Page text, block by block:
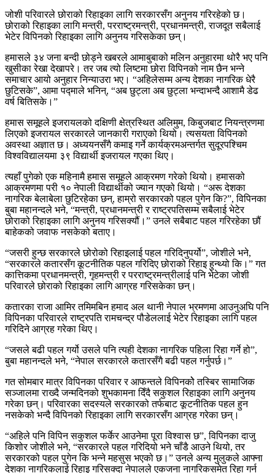
जोशी परिवारले छोराको रिहाइका लागि सरकारसँग अनुनय गरिरहेको छ।
छोराको रिहाइका लागि मन्त्री, परराष्ट्रमन्त्री, प्रधानमन्त्री, राजदूत सबैलाई
भेटेर विपिनको रिहाइका लागि अनुनय गरिसकेका छन्।
हमासले ३४ जना बन्दी छोड्ने खबरले आमाबुबाको मलिन अनुहारमा थोरै भए पनि
खुसीका रेखा देखापरे। तर जब त्यो लिष्टमा छोरा विपिनको नाम छैन भन्ने
समाचार आयो अनुहार निन्याउरा भए। “अहिलेसम्म अन्य देशका नागरिक धेरै
छुटिसके”, आमा पद्माले भनिन्, “अब छुट्ला अब छुट्ला भन्दाभन्दै आशामै डेढ
वर्ष बितिसके।”
हमास समूहले इजरायलको दक्षिणी क्षेत्रस्थित अलिमुम, किबुजबाट नियन्त्रणमा
लिएको इजरायल सरकारले जानकारी गराएको थियो। त्यसयता विपिनको
अवस्था अज्ञात छ। अध्ययनसँगै कमाइ गर्ने कार्यक्रमअन्तर्गत सुदूरपश्चिम
विश्वविद्यालयमा ३९ विद्यार्थी इजरायल गएका थिए।
त्यहाँ पुगेको एक महिनामै हमास समूहले आक्रमण गरेको थियो। हमासको
आक्रमणमा परी १० नेपाली विद्यार्थीको ज्यान गएको थियो। “अरू देशका
नागरिक बेलाबेला छुटिरहेका छन्, हाम्रो सरकारको पहल पुगेन कि?”, विपिनका
बुबा महानन्दले भने, “मन्त्री, प्रधानमन्त्री र राष्ट्रपतिसम्म सबैलाई भेटेर
छोराको रिहाइका लागि अनुनय गरिसक्यौं।” उनले सबैबाट पहल गरिरहेका छौं
बाहेकको जवाफ नसकेको बताए।
“जसरी हुन्छ सरकारले छोरोको रिहाइलाई पहल गरिदिनुपर्यो”, जोशीले भने,
“सरकारले कतारसँग कूटनीतिक पहल गरिदिए छोराको रिहाइ हुन्थ्यो कि।” गत
कात्तिकमा प्रधानमन्त्री, गृहमन्त्री र परराष्ट्रमन्त्रीलाई पनि भेटेका जोशी
परिवारले छोराको रिहाइका लागि आग्रह गरिसकेका छन्।
कतारका राजा आमिर तमिमबिन हमाद अल थानी नेपाल भ्रमणमा आउनुअघि पनि
विपिनका परिवारले राष्ट्रपति रामचन्द्र पौडेललाई भेटेर रिहाइका लागि पहल
गरिदिने आग्रह गरेका थिए।
“जसले बढी पहल गर्यो उसले पनि त्यही देशका नागरिक पहिला रिहा गर्ने हो”,
बुबा महानन्दले भने, “नेपाल सरकारले कतारसँगै बढी पहल गर्नुपर्छ।”
गत सोमबार मात्र विपिनका परिवार र आफन्तले विपिनकोे तस्बिर सामाजिक
सञ्जालमा राख्दै जन्मदिनको शुभकामना दिँदै सकुशल रिहाइका लागि अनुनय
गरेका छन्। परिवारका सदस्यले सरकारको तर्फबाट कूटनीतिक पहल हुन
नसकेको भन्दै विपिनको रिहाइका लागि सरकारसँग आग्रह गरेका छन्।
“अहिले पनि विपिन सकुशल फर्केर आउनेमा पूरा विश्वास छ”, विपिनका दाजु
किशोर जोशीले भने, “सरकारले पहल गरिदियो भने चाँडै आउने थियो, तर
सरकारको पहल पुगेन कि भन्ने महसुस भएको छ।” उनले अन्य मुलुकले आफ्ना
देशका नागरिकलाई रिहाइ गरिसक्दा नेपालले एकजना नागरिकसमेत रिहा गर्न